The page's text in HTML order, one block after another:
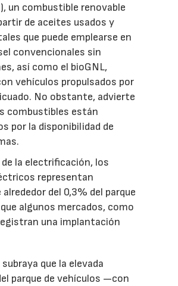
un combustible renovable
de aceites usados y
que puede emplearse en
convencionales sin
así como el bioGNL,
vehículos propulsados por
No obstante, advierte
combustibles están
por la disponibilidad de
la electrificación, los
representan
del 0,3% del parque
algunos mercados, como
una implantación
que la elevada
parque de vehículos —con